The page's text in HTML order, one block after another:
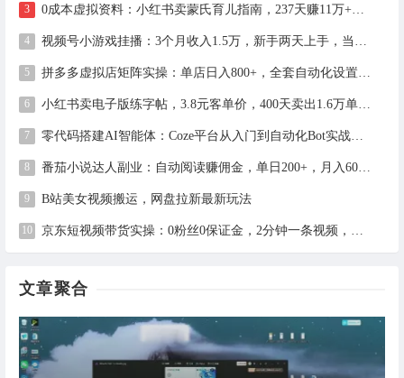
B站美女视频搬运，网盘拉新最新玩法
文章聚合